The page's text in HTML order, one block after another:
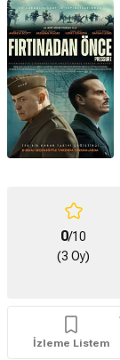
0/10
(3 Oy)
İzleme Listem